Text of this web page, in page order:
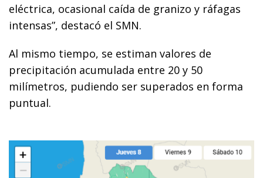
eléctrica, ocasional caída de granizo y ráfagas
intensas”, destacó el SMN.
Al mismo tiempo, se estiman valores de
precipitación acumulada entre 20 y 50
milímetros, pudiendo ser superados en forma
puntual.